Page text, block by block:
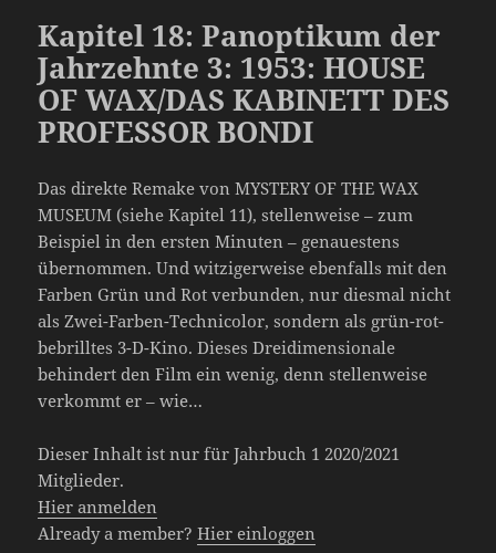
Kapitel 18: Panoptikum der
Jahrzehnte 3: 1953: HOUSE
OF WAX/DAS KABINETT DES
PROFESSOR BONDI
Das direkte Remake von MYSTERY OF THE WAX
MUSEUM (siehe Kapitel 11), stellenweise – zum
Beispiel in den ersten Minuten – genauestens
übernommen. Und witzigerweise ebenfalls mit den
Farben Grün und Rot verbunden, nur diesmal nicht
als Zwei-Farben-Technicolor, sondern als grün-rot-
bebrilltes 3-D-Kino. Dieses Dreidimensionale
behindert den Film ein wenig, denn stellenweise
verkommt er – wie…
Dieser Inhalt ist nur für Jahrbuch 1 2020/2021
Mitglieder.
Hier anmelden
Already a member?Hier einloggen